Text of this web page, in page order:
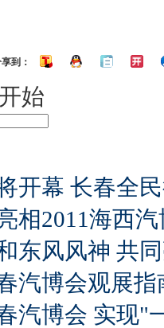
到：
始
开幕 长春全
相2011海西
东风风神 共
汽博会观展
汽博会 实现"